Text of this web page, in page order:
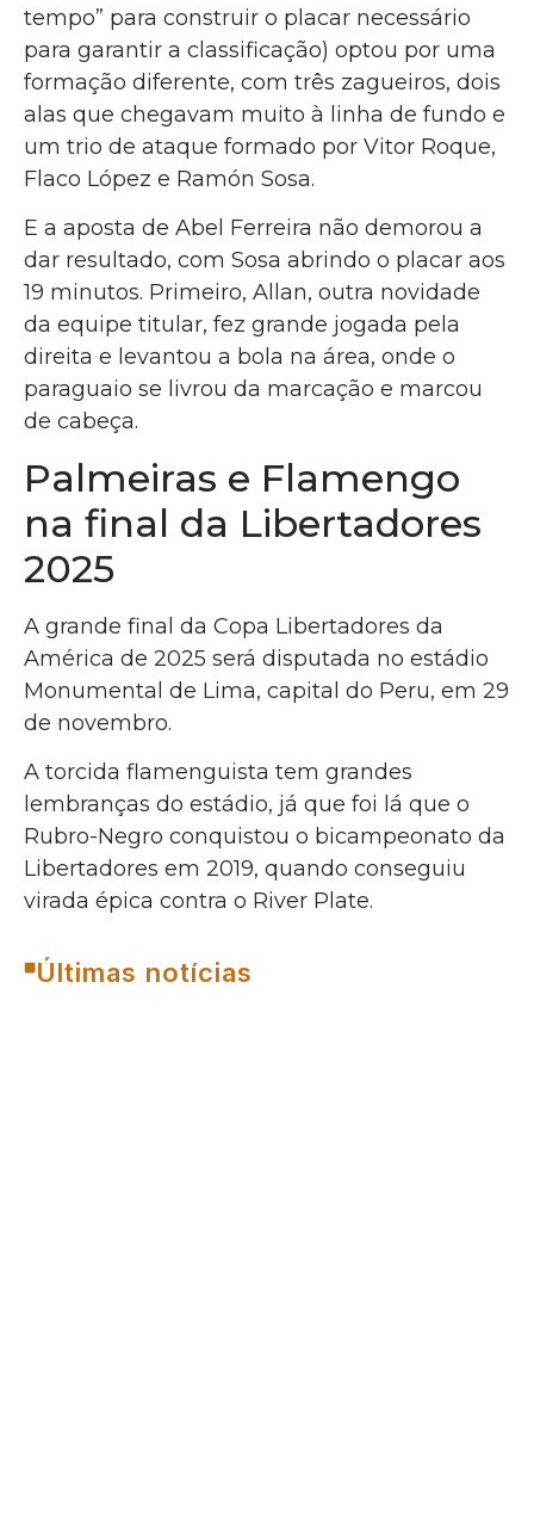
tempo” para construir o placar necessário
para garantir a classificação) optou por uma
formação diferente, com três zagueiros, dois
alas que chegavam muito à linha de fundo e
um trio de ataque formado por Vitor Roque,
Flaco López e Ramón Sosa.
E a aposta de Abel Ferreira não demorou a
dar resultado, com Sosa abrindo o placar aos
19 minutos. Primeiro, Allan, outra novidade
da equipe titular, fez grande jogada pela
direita e levantou a bola na área, onde o
paraguaio se livrou da marcação e marcou
de cabeça.
Palmeiras e Flamengo
na final da Libertadores
2025
A grande final da Copa Libertadores da
América de 2025 será disputada no estádio
Monumental de Lima, capital do Peru, em 29
de novembro.
A torcida flamenguista tem grandes
lembranças do estádio, já que foi lá que o
Rubro-Negro conquistou o bicampeonato da
Libertadores em 2019, quando conseguiu
virada épica contra o River Plate.
Últimas notícias